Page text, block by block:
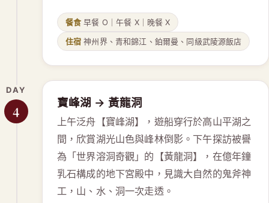
餐食 早餐 O｜午餐 X｜晚餐 X
住宿 神州界、青和錦江、鉑爾曼、同級武陵源飯店
DAY
4
寶峰湖 → 黃龍洞
上午泛舟【寶峰湖】，遊船穿行於高山平湖之
間，欣賞湖光山色與峰林倒影。下午探訪被譽
為「世界溶洞奇觀」的【黃龍洞】，在億年鐘
乳石構成的地下宮殿中，見識大自然的鬼斧神
工，山、水、洞一次走透。